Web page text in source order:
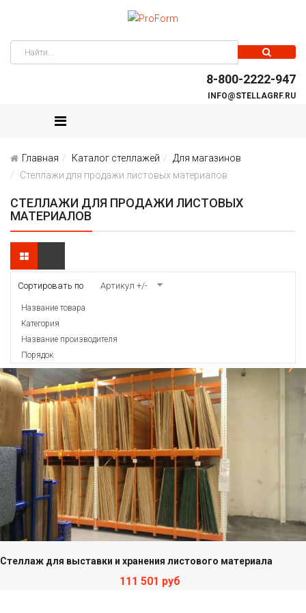
8-800-2222-947
INFO@STELLAGRF.RU
Главная Каталог стеллажей
Для магазинов
Стеллажи для продажи листовых материалов
СТЕЛЛАЖИ ДЛЯ ПРОДАЖИ ЛИСТОВЫХ
МАТЕРИАЛОВ
Сортировать по Артикул +/-
Название товара
Категория
Название производителя
Порядок
Стеллаж для выставки и хранения листового материала
111 501 руб